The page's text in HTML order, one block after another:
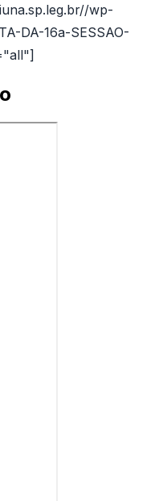
wp-
DA-16a-SESSAO-